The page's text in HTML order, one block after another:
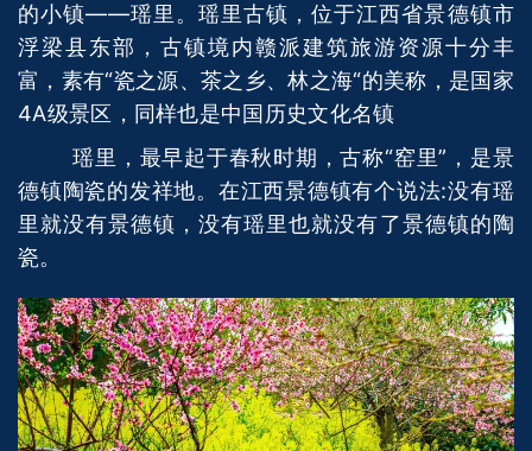
的小镇——瑶里。瑶里古镇，位于江西省景德镇市
浮梁县东部，古镇境内赣派建筑旅游资源十分丰
富，素有“瓷之源、茶之乡、林之海“的美称，是国家
4A级景区，同样也是中国历史文化名镇
瑶里，最早起于春秋时期，古称“窑里”，是景
德镇陶瓷的发祥地。在江西景德镇有个说法:没有瑶
里就没有景德镇，没有瑶里也就没有了景德镇的陶
瓷。